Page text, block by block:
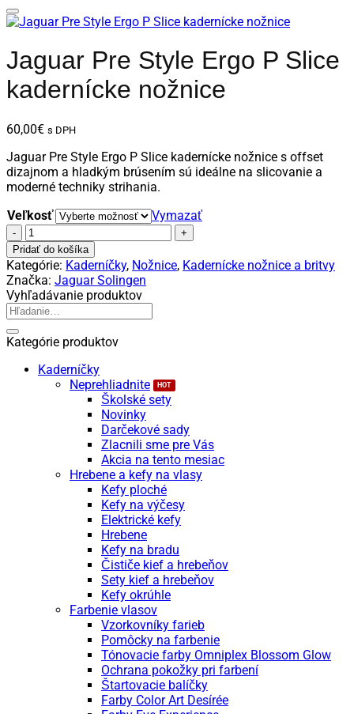
Jaguar Pre Style Ergo P Slice
kadernícke nožnice
60,00€ s DPH
Jaguar Pre Style Ergo P Slice kadernícke nožnice s offset
dizajnom a hladkým brúsením sú ideálne na slicovanie a
moderné techniky strihania.
Veľkosť
Vymazať
množstvo
Jaguar
Pre
Style
Ergo
P
Slice
kadernícke
nožnice
Pridať do košíka
Kategórie: Kaderníčky, Nožnice, Kadernícke nožnice a britvy
Značka: Jaguar Solingen
Vyhľadávanie produktov
Hľadať:
Kategórie produktov
Kaderníčky
Neprehliadnite
Školské sety
Novinky
Darčekové sady
Zlacnili sme pre Vás
Akcia na tento mesiac
Hrebene a kefy na vlasy
Kefy ploché
Kefy na výčesy
Elektrické kefy
Hrebene
Kefy na bradu
Čističe kief a hrebeňov
Sety kief a hrebeňov
Kefy okrúhle
Farbenie vlasov
Vzorkovníky farieb
Pomôcky na farbenie
Tónovacie farby Omniplex Blossom Glow
Ochrana pokožky pri farbení
Štartovacie balíčky
Farby Color Art Desírée